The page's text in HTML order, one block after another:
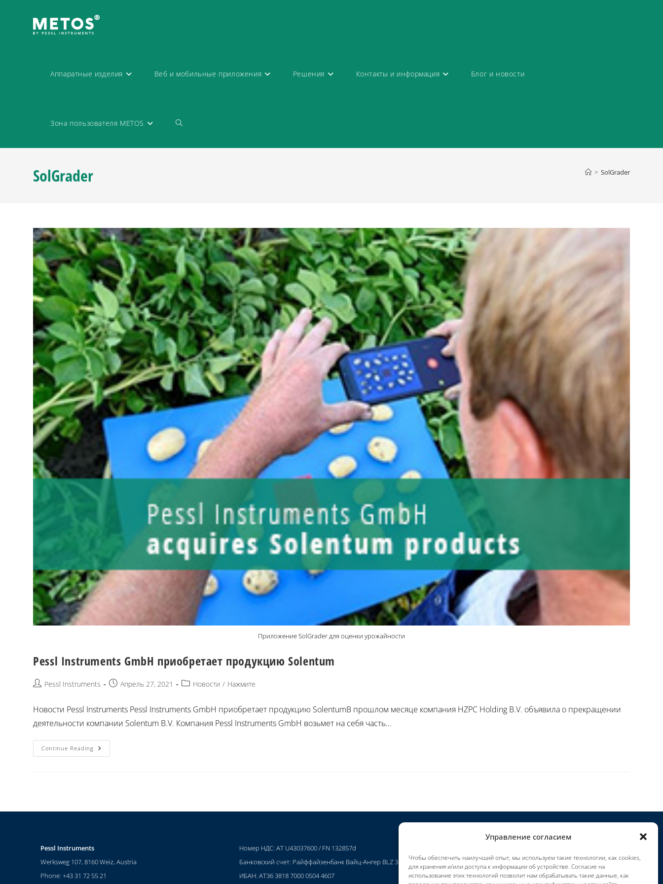
Управление согласием
Чтобы обеспечить наилучший опыт, мы используем такие технологии, как cookies,
для хранения и/или доступа к информации об устройстве. Согласие на
использование этих технологий позволит нам обрабатывать такие данные, как
Аппаратные изделия Веб и мобильные приложения Решения Контакты и информация Блог и новости
Зона пользователя METOS
SolGrader > SolGrader
Приложение SolGrader для оценки урожайности
Pessl Instruments GmbH приобретает продукцию Solentum
Pessl Instruments Апрель 27, 2021 Новости / Нажмите
Новости Pessl Instruments Pessl Instruments GmbH приобретает продукцию SolentumВ прошлом месяце компания HZPC Holding B.V. объявила о прекращении
деятельности компании Solentum B.V. Компания Pessl Instruments GmbH возьмет на себя часть...
Continue Reading
Pessl Instruments
Werksweg 107, 8160 Weiz, Austria
Phone: +43 31 72 55 21
Номер НДС: AT U43037600 / FN 132857d
Банковский счет: Райффайзенбанк Вайц-Ангер BLZ 38187
ИБАН: AT36 3818 7000 0504 4607
Карьера
Условия использования